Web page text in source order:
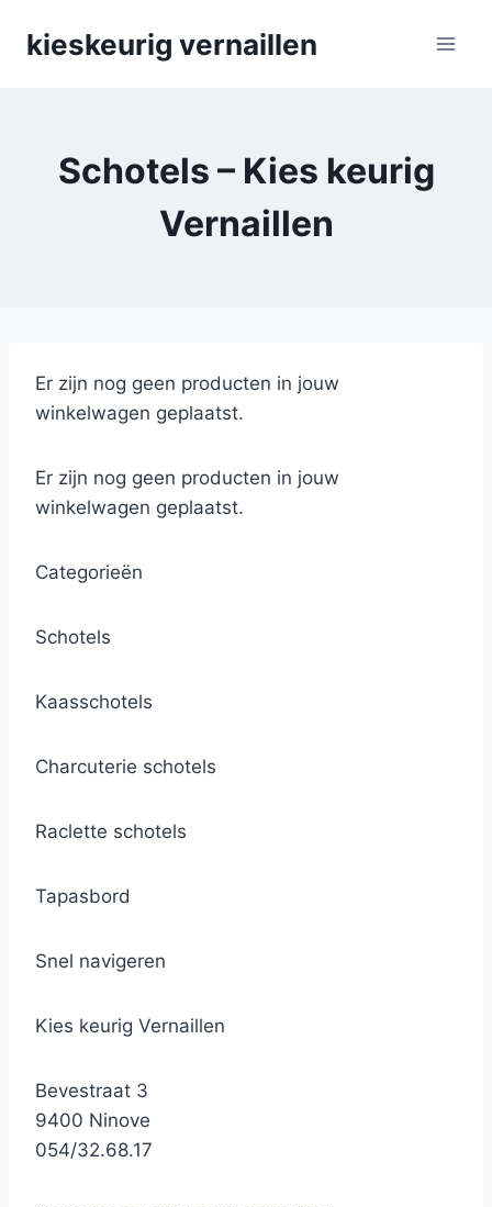
kieskeurig vernaillen
Schotels – Kies keurig
Vernaillen
Er zijn nog geen producten in jouw
winkelwagen geplaatst.
Er zijn nog geen producten in jouw
winkelwagen geplaatst.
Categorieën
Schotels
Kaasschotels
Charcuterie schotels
Raclette schotels
Tapasbord
Snel navigeren
Kies keurig Vernaillen
Bevestraat 3
9400 Ninove
054/32.68.17